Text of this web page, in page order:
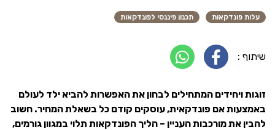
עלות פונדקאות תכנון פיננסי לפונדקאות
שיתוף :
זוגות ויחידים המתחילים לבחון את האפשרות להביא ילד לעולם
באמצעות אם פונדקאית, עוסקים קודם כל בשאלת המחיר. חשוב
להבין את מורכבות העניין – הליך הפונדקאות תלוי במגוון גורמים,